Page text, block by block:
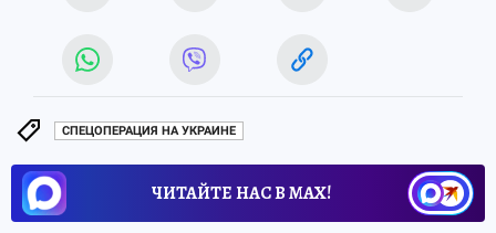
СПЕЦОПЕРАЦИЯ НА УКРАИНЕ
ЧИТАЙТЕ НАС В МАХ!